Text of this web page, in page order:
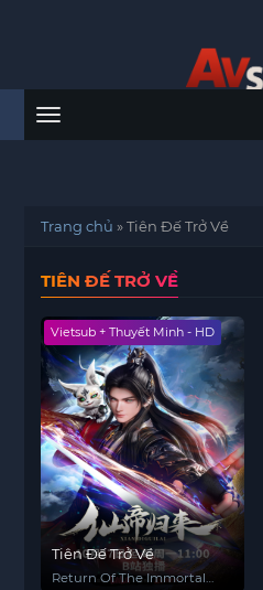
Menu
Trang chủ »Tiên Đế Trở Về
TIÊN ĐẾ TRỞ VỀ
Vietsub + Thuyết Minh - HD
Tiên Đế Trở Về
Return Of The Immortal